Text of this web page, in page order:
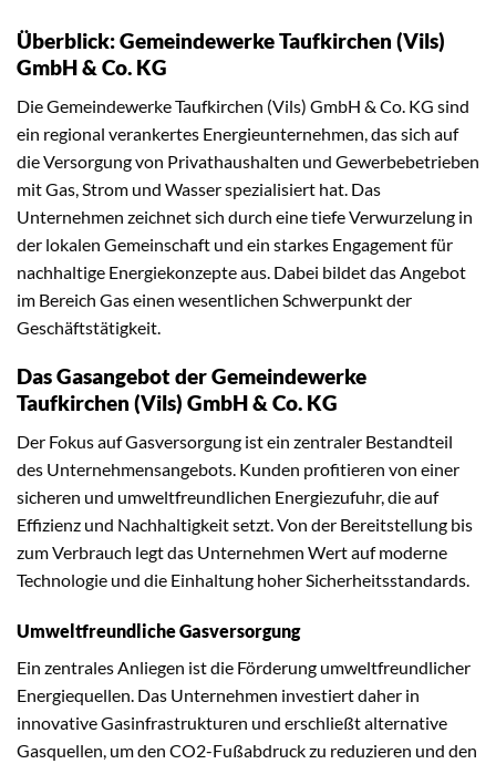
Überblick: Gemeindewerke Taufkirchen (Vils)
GmbH & Co. KG
Die Gemeindewerke Taufkirchen (Vils) GmbH & Co. KG sind
ein regional verankertes Energieunternehmen, das sich auf
die Versorgung von Privathaushalten und Gewerbebetrieben
mit Gas, Strom und Wasser spezialisiert hat. Das
Unternehmen zeichnet sich durch eine tiefe Verwurzelung in
der lokalen Gemeinschaft und ein starkes Engagement für
nachhaltige Energiekonzepte aus. Dabei bildet das Angebot
im Bereich Gas einen wesentlichen Schwerpunkt der
Geschäftstätigkeit.
Das Gasangebot der Gemeindewerke
Taufkirchen (Vils) GmbH & Co. KG
Der Fokus auf Gasversorgung ist ein zentraler Bestandteil
des Unternehmensangebots. Kunden profitieren von einer
sicheren und umweltfreundlichen Energiezufuhr, die auf
Effizienz und Nachhaltigkeit setzt. Von der Bereitstellung bis
zum Verbrauch legt das Unternehmen Wert auf moderne
Technologie und die Einhaltung hoher Sicherheitsstandards.
Umweltfreundliche Gasversorgung
Ein zentrales Anliegen ist die Förderung umweltfreundlicher
Energiequellen. Das Unternehmen investiert daher in
innovative Gasinfrastrukturen und erschließt alternative
Gasquellen, um den CO2-Fußabdruck zu reduzieren und den